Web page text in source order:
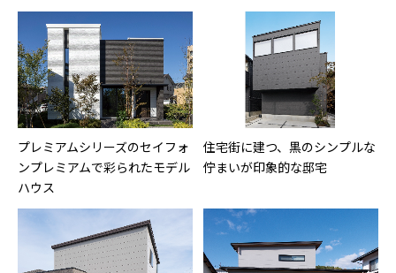
プレミアムシリーズのセイフォ
ンプレミアムで彩られたモデル
ハウス
住宅街に建つ、黒のシンプルな
佇まいが印象的な邸宅